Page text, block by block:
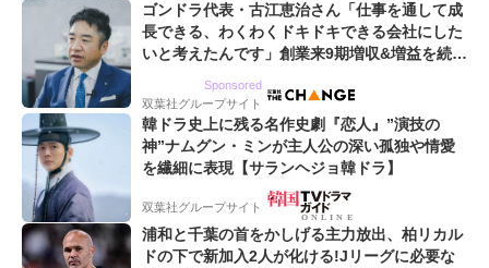
ゴンドラ代表・古江恵治さん「仕事を通して成
長できる、わくわくドキドキできる会社にした
いと考えたんです」創業来9期増収&増益を続け
Sponsored
双葉社グループサイト
韓ドラ史上に残る名作史劇『恋人』”演技の
神”ナムグン・ミンが主人公の深い孤独や情愛
を繊細に表現【サランヘジョ韓ドラ】
双葉社グループサイト
浦和と千葉の首をかしげる主力放出、柏リカル
ドの下で新加入2人が化ける!Jリーグに必要な